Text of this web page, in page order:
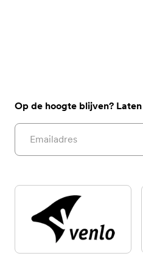
Op de hoogte blijven?
Email address